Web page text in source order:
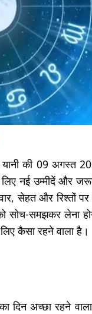
की 09 अगस्त
लिए नई उम्मीदें और
सेहत और रिश्तों
सोच-समझकर लेना
कैसा रहने वाला है।
दिन अच्छा रहने